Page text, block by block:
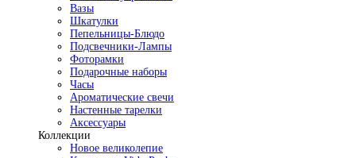
Вазы
Шкатулки
Пепельницы-Блюдо
Подсвечники-Лампы
Фоторамки
Подарочные наборы
Часы
Ароматические свечи
Настенные тарелки
Аксессуары
Коллекции
Новое великолепие